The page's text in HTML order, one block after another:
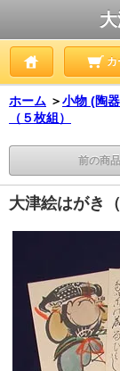
カ
ホーム ＞小物 (陶
（５枚組）
前の商
大津絵はがき（